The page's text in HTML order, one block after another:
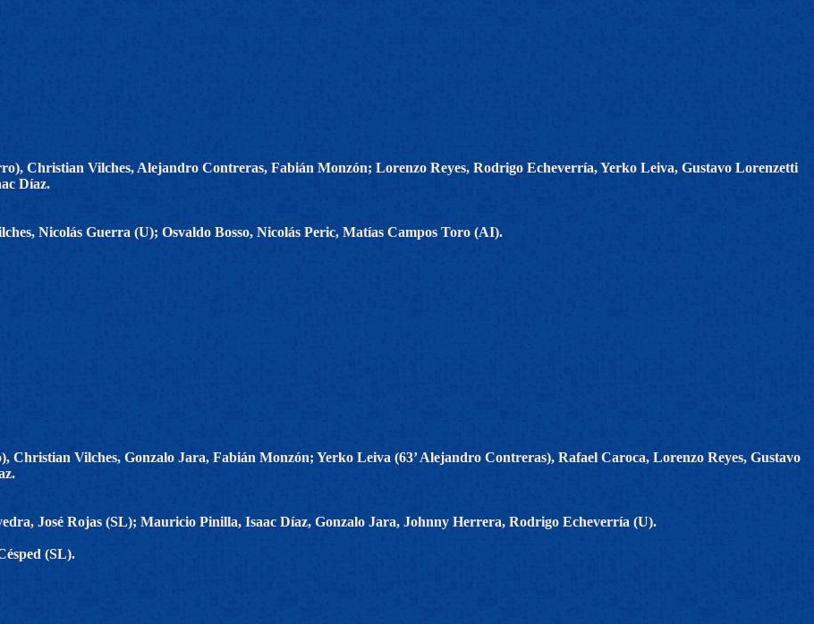
Christian Vilches, Alejandro Contreras, Fabián Monzón; Lorenzo Reyes, Rodrigo Echeverría, Yerko Leiva, Gustavo Lorenzetti
Díaz.
Nicolás Guerra (U); Osvaldo Bosso, Nicolás Peric, Matías Campos Toro (AI).
Vilches, Gonzalo Jara, Fabián Monzón; Yerko Leiva (63’ Alejandro Contreras), Rafael Caroca, Lorenzo Reyes, Gustavo
José Rojas (SL); Mauricio Pinilla, Isaac Díaz, Gonzalo Jara, Johnny Herrera, Rodrigo Echeverría (U).
(SL).